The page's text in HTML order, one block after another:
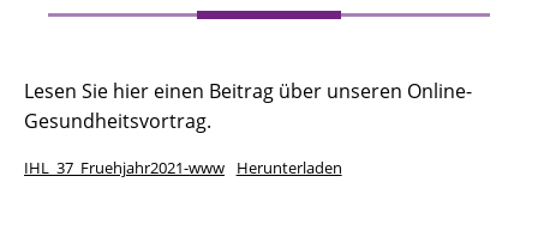
Lesen Sie hier einen Beitrag über unseren Online-
Gesundheitsvortrag.
IHL_37_Fruehjahr2021-www Herunterladen